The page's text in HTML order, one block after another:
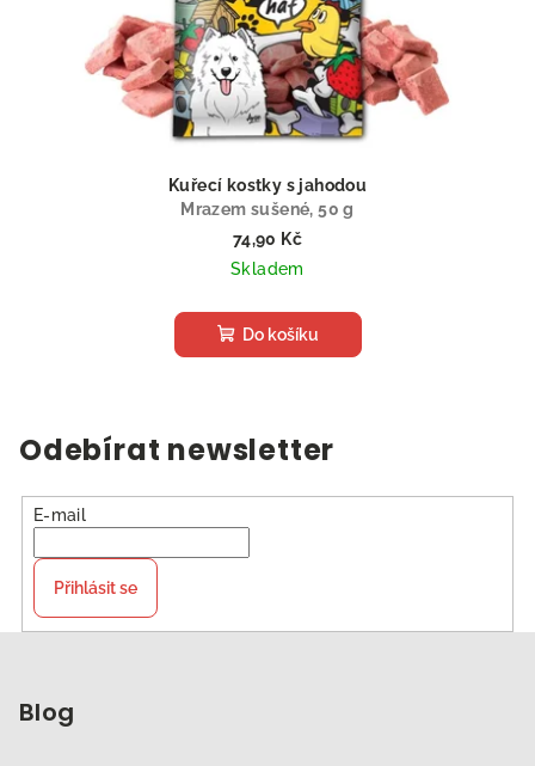
Kuřecí kostky s jahodou
Mrazem sušené, 50 g
74,90 Kč
Skladem
Do košíku
Odebírat newsletter
E-mail
Přihlásit se
Blog